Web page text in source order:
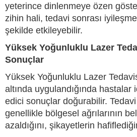
yeterince dinlenmeye özen
zihin hali, tedavi sonrası
şekilde etkileyebilir.
Yüksek Yoğunluklu Lazer
Sonuçlar
Yüksek Yoğunluklu Lazer
altında uygulandığında
edici sonuçlar doğurabilir.
genellikle bölgesel ağrılarının
azaldığını, şikayetlerin